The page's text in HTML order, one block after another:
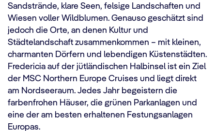
Sandstrände, klare Seen, felsige Landschaften und
Wiesen voller Wildblumen. Genauso geschätzt sind
jedoch die Orte, an denen Kultur und
Städtelandschaft zusammenkommen – mit kleinen,
charmanten Dörfern und lebendigen Küstenstädten.
Fredericia auf der jütländischen Halbinsel ist ein Ziel
der MSC Northern Europe Cruises und liegt direkt
am Nordseeraum. Jedes Jahr begeistern die
farbenfrohen Häuser, die grünen Parkanlagen und
eine der am besten erhaltenen Festungsanlagen
Europas.